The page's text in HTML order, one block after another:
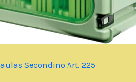
Secondino Art. 225